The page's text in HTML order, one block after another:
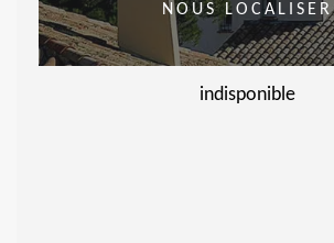
NOUS LOCALISER
indisponible